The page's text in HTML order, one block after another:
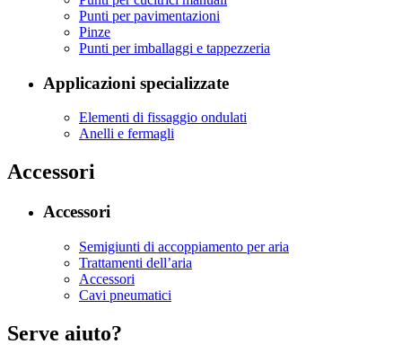
Punti per pavimentazioni
Pinze
Punti per imballaggi e tappezzeria
Applicazioni specializzate
Elementi di fissaggio ondulati
Anelli e fermagli
Accessori
Accessori
Semigiunti di accoppiamento per aria
Trattamenti dell’aria
Accessori
Cavi pneumatici
Serve aiuto?